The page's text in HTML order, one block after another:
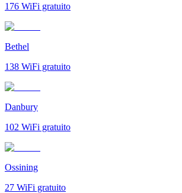
176 WiFi gratuito
Bethel
138 WiFi gratuito
Danbury
102 WiFi gratuito
Ossining
27 WiFi gratuito